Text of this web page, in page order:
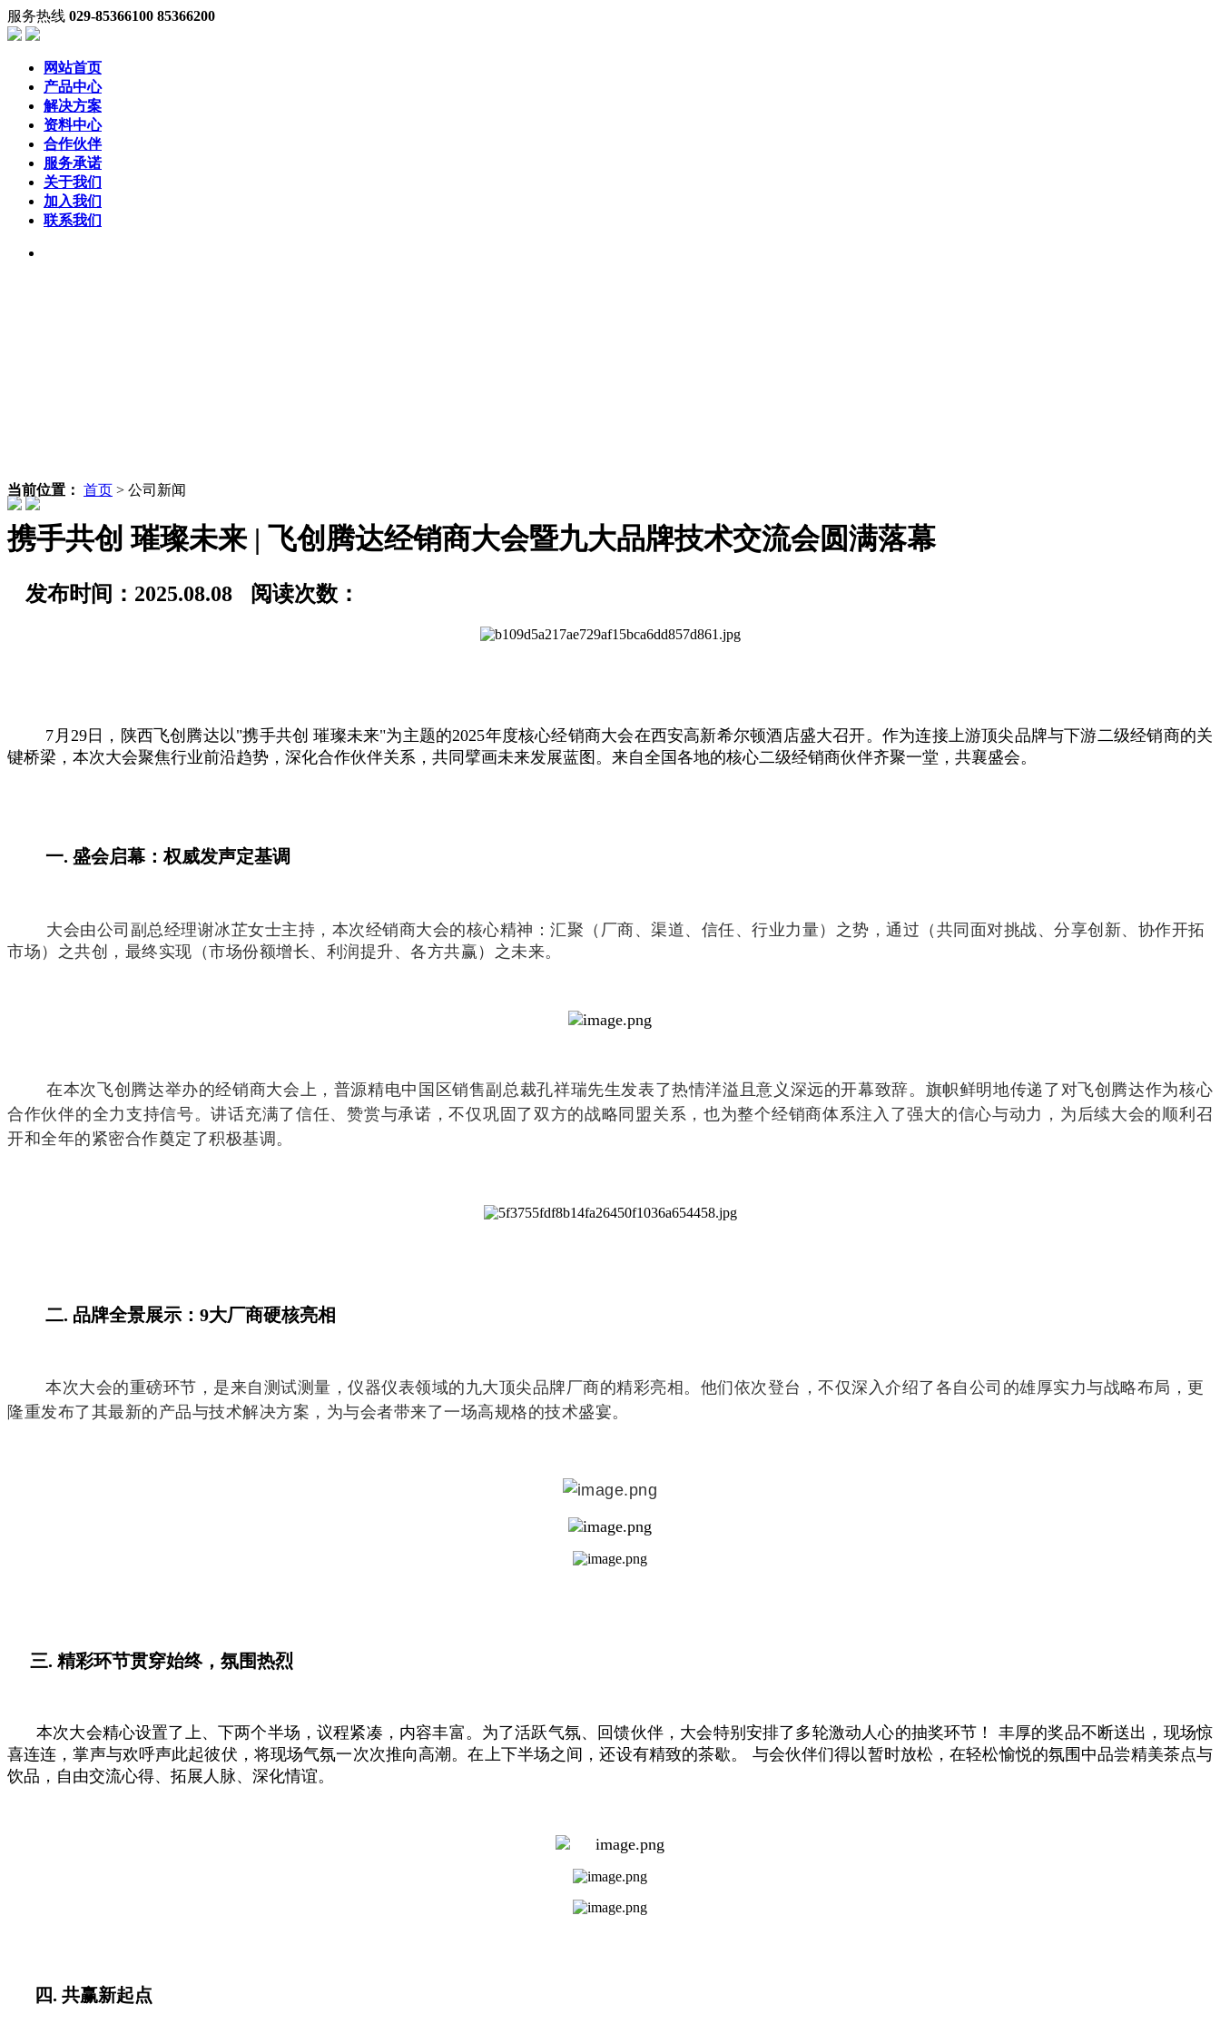
服务热线 029-85366100 85366200
网站首页
产品中心
解决方案
资料中心
合作伙伴
服务承诺
关于我们
加入我们
联系我们
当前位置： 首页 > 公司新闻
携手共创 璀璨未来 | 飞创腾达经销商大会暨九大品牌技术交流会圆满落幕
发布时间：2025.08.08 阅读次数：
7月29日，陕西飞创腾达以"携手共创 璀璨未来"为主题的2025年度核心经销商大会在西安高新希尔顿酒店盛大召开。作为连接上游顶尖品牌与下游二级经销商的关
键桥梁，本次大会聚焦行业前沿趋势，深化合作伙伴关系，共同擘画未来发展蓝图。来自全国各地的核心二级经销商伙伴齐聚一堂，共襄盛会。
一. 盛会启幕：权威发声定基调
大会由公司副总经理谢冰芷女士主持，本次经销商大会的核心精神：汇聚（厂商、渠道、信任、行业力量）之势，通过（共同面对挑战、分享创新、协作开拓
市场）之共创，最终实现（市场份额增长、利润提升、各方共赢）之未来。
在本次飞创腾达举办的经销商大会上，普源精电中国区销售副总裁孔祥瑞先生发表了热情洋溢且意义深远的开幕致辞。旗帜鲜明地传递了对飞创腾达作为核心
合作伙伴的全力支持信号。讲话充满了信任、赞赏与承诺，不仅巩固了双方的战略同盟关系，也为整个经销商体系注入了强大的信心与动力，为后续大会的顺利召
开和全年的紧密合作奠定了积极基调。
二. 品牌全景展示：9大厂商硬核亮相
本次大会的重磅环节，是来自测试测量，仪器仪表领域的九大顶尖品牌厂商的精彩亮相。他们依次登台，不仅深入介绍了各自公司的雄厚实力与战略布局，更
隆重发布了其最新的产品与技术解决方案，为与会者带来了一场高规格的技术盛宴。
三. 精彩环节贯穿始终，氛围热烈
本次大会精心设置了上、下两个半场，议程紧凑，内容丰富。为了活跃气氛、回馈伙伴，大会特别安排了多轮激动人心的抽奖环节！ 丰厚的奖品不断送出，现场惊
喜连连，掌声与欢呼声此起彼伏，将现场气氛一次次推向高潮。在上下半场之间，还设有精致的茶歇。 与会伙伴们得以暂时放松，在轻松愉悦的氛围中品尝精美茶点与
饮品，自由交流心得、拓展人脉、深化情谊。
四. 共赢新起点